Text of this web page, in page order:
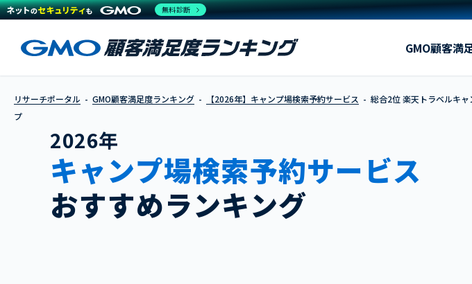
楽天トラベルキャンプGMO顧客満
リサーチポータル GMO顧客満足度ランキング 【2026年】キャンプ場検索予約サービス
総合2位 楽天トラベルキャ
プ
2026年
キャンプ場検索予約サービス
おすすめランキング
無料診断